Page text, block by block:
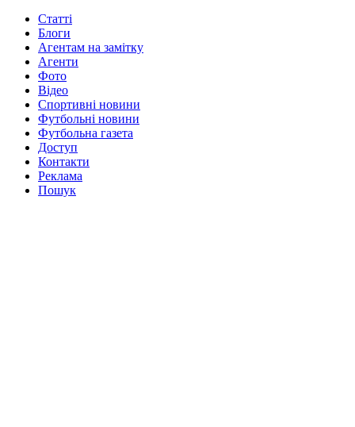
Статті
Блоги
Агентам на замітку
Агенти
Фото
Відео
Спортивні новини
Футбольні новини
Футбольна газета
Доступ
Контакти
Реклама
Пошук